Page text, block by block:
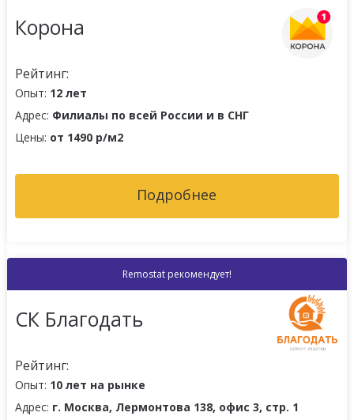
Корона
Рейтинг:
Опыт: 12 лет
Адрес: Филиалы по всей России и в СНГ
Цены: от 1490 р/м2
Подробнее
Remostat рекомендует!
СК Благодать
Рейтинг:
Опыт: 10 лет на рынке
Адрес: г. Москва, Лермонтова 138, офис 3, стр. 1